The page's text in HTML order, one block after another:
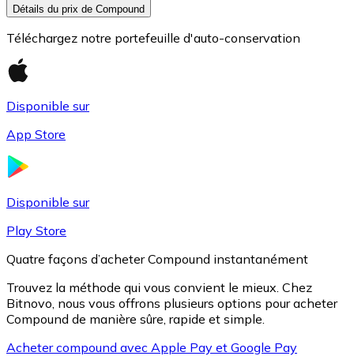
Détails du prix de Compound
Téléchargez notre portefeuille d'auto-conservation
Disponible sur
App Store
Disponible sur
Play Store
Quatre façons d’acheter Compound instantanément
Trouvez la méthode qui vous convient le mieux. Chez
Bitnovo, nous vous offrons plusieurs options pour acheter
Compound de manière sûre, rapide et simple.
Acheter compound avec Apple Pay et Google Pay